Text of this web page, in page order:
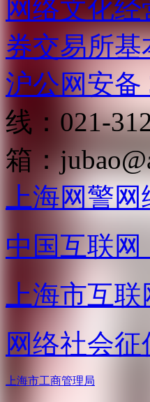
网络文化
券交易所
沪公网安备
线：021-
箱：
上海网警
中国互联网
上海市互联
网络社会征
上海市工商管理局